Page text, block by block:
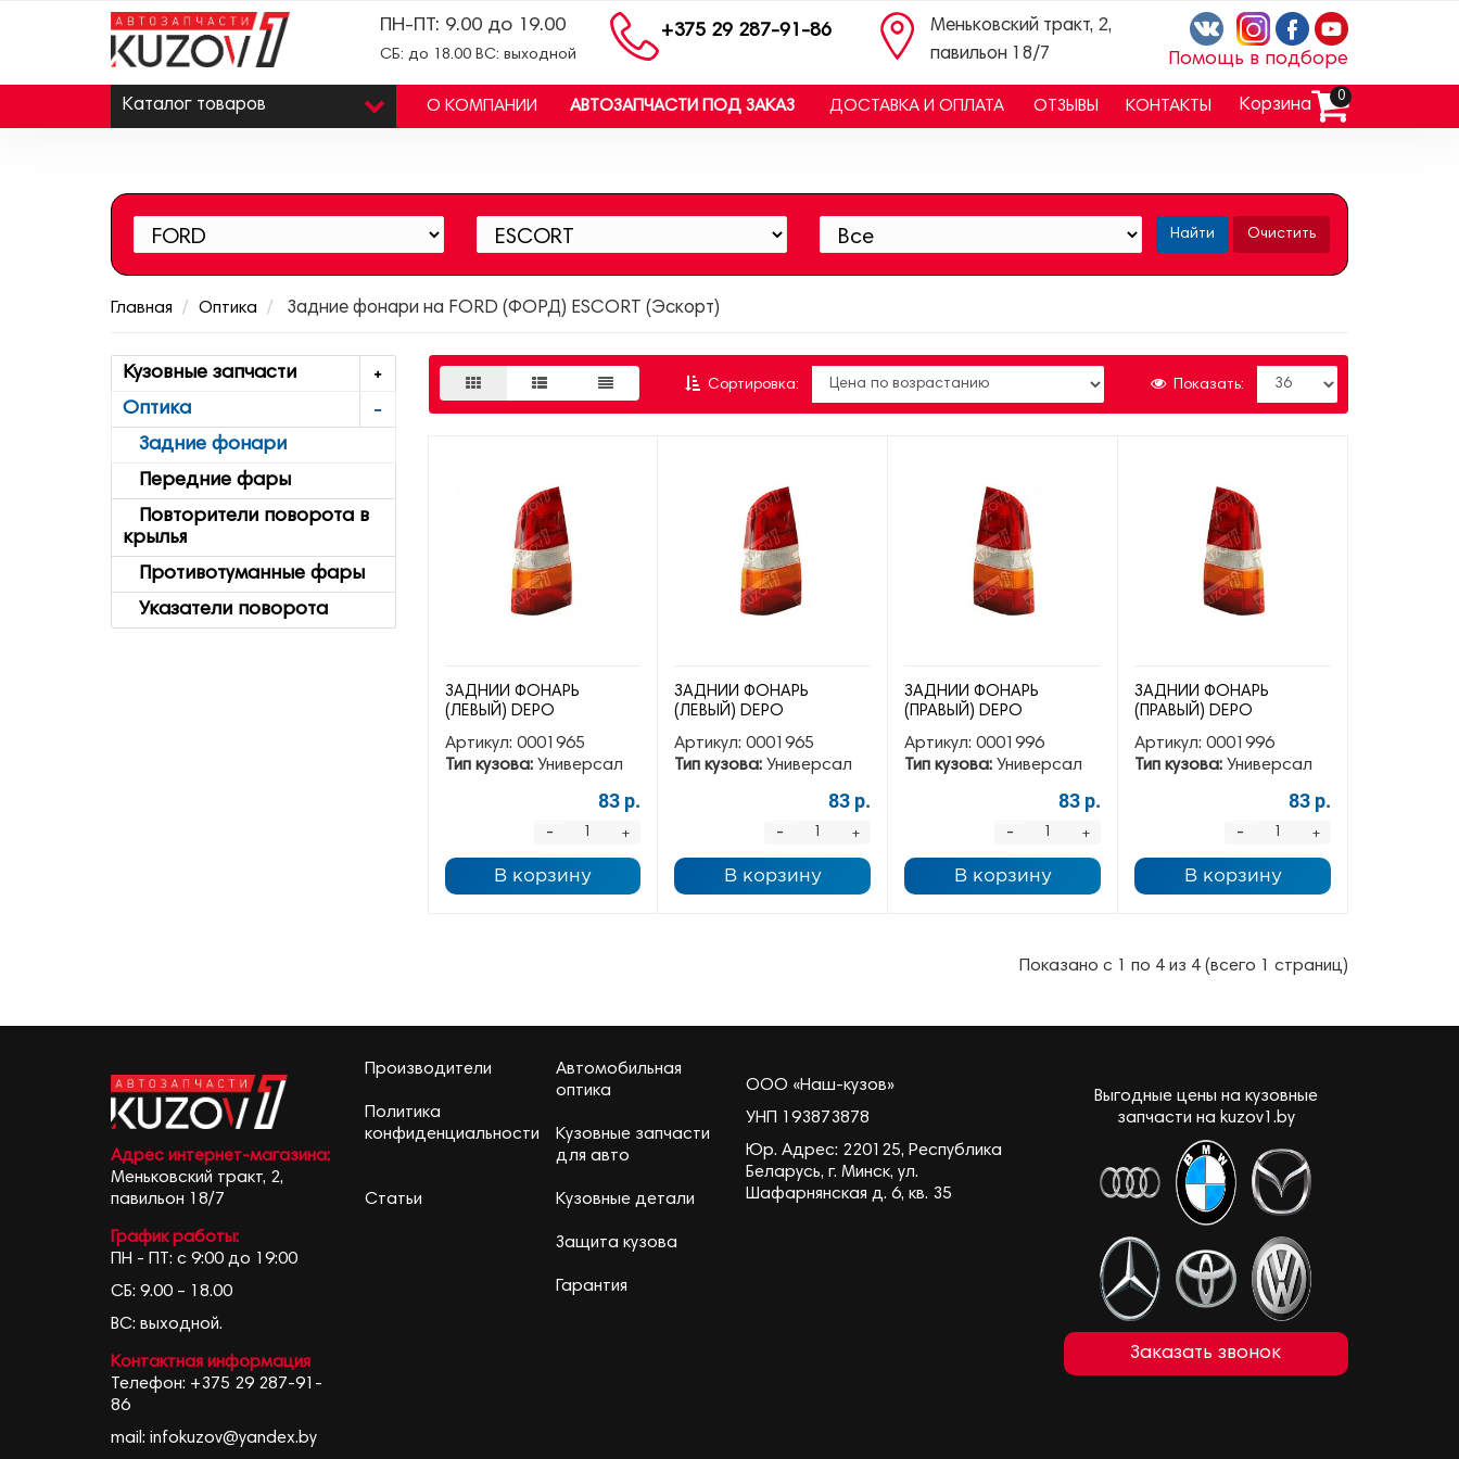
Помощь в подборе
Меньковский тракт, 2,
павильон 18/7
+375 29 287-91-86
ПН-ПТ: 9.00 до 19.00
СБ: до 18.00 ВС: выходной
Каталог товаров О КОМПАНИИ АВТОЗАПЧАСТИ ПОД ЗАКАЗ ДОСТАВКА И ОПЛАТА ОТЗЫВЫ КОНТАКТЫ Корзина 0
Найти Очистить
Главная Оптика Задние фонари на FORD (ФОРД) ESCORT (Эскорт)
Кузовные запчасти
Оптика
Задние фонари
Передние фары
Повторители поворота в
крылья
Противотуманные фары
Указатели поворота
Сортировка: Показать:
ЗАДНИЙ ФОНАРЬ
(ЛЕВЫЙ) DEPO
Артикул: 0001965
Тип кузова:Универсал
83 р.
+
-
В корзину
ЗАДНИЙ ФОНАРЬ
(ЛЕВЫЙ) DEPO
Артикул: 0001965
Тип кузова: Универсал
83 р.
+
-
В корзину
ЗАДНИЙ ФОНАРЬ
(ПРАВЫЙ) DEPO
Артикул: 0001996
Тип кузова: Универсал
83 р.
+
-
В корзину
ЗАДНИЙ ФОНАРЬ
(ПРАВЫЙ) DEPO
Артикул: 0001996
Тип кузова: Универсал
83 р.
+
-
В корзину
Показано с 1 по 4 из 4 (всего 1 страниц)
Адрес интернет-магазина:
Меньковский тракт, 2,
павильон 18/7
График работы:
ПН - ПТ: с 9:00 до 19:00
СБ: 9.00 – 18.00
ВС: выходной.
Контактная информация
Телефон: +375 29 287-91-
86
mail: infokuzov@yandex.by
Производители
Политика
конфиденциальности
Статьи
Автомобильная
оптика
Кузовные запчасти
для авто
Кузовные детали
Защита кузова
Гарантия
ООО «Наш-кузов»
УНП 193873878
Юр. Адрес: 220125, Республика
Беларусь, г. Минск, ул.
Шафарнянская д. 6, кв. 35
Выгодные цены на кузовные
запчасти на kuzov1.by
Заказать звонок